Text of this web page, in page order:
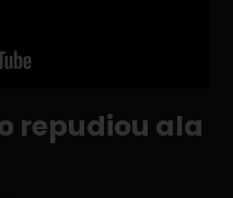
repudiou ala